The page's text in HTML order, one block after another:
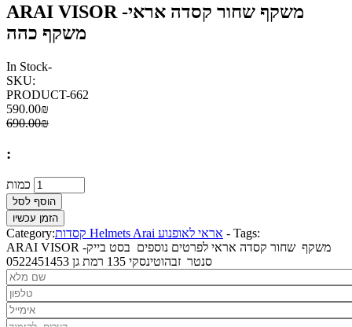
ARAI VISOR -משקף שחור קסדה אראי
משקף כהה
In Stock-
SKU:
PRODUCT-662
590.00₪
690.00₪
:
Category: קסדות Helmets Arai אראי לאופנוע - Tags:
ARAI VISOR -משקף שחור קסדה אראי לפרטים נוספים בסט בייק
סנטר זבהוטינסקי 135 רמת גן 0522451453
Nm *
Phone
mail